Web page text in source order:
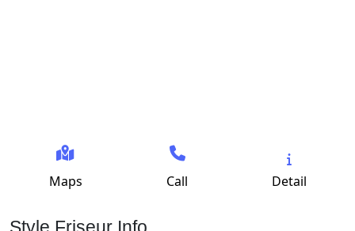
Maps Call Detail